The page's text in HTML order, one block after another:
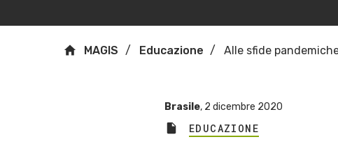
MAGIS Educazione Alle sfide
Brasile, 2 dicembre 2020
EDUCAZIONE